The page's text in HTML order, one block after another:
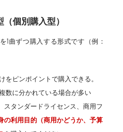
個別購入型）
1曲ずつ購入する形式です（例：
をピンポイントで購入できる。
数に分かれている場合が多い
スタンダードライセンス、商用フ
の利用目的（商用かどうか、予算